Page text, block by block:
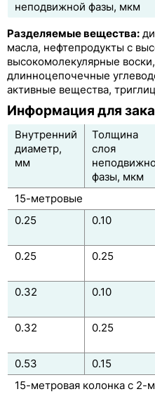
неподвижной фазы, мкм
Разделяемые вещества:
масла, нефтепродукты с
высокомолекулярные
длинноцепочечные
активные вещества,
Информация для
Внутренний
диаметр,
мм
Толщина
слоя
фазы, мкм
15-метровые
0.25
0.10
0.25
0.25
0.32 0.10
0.32
0.25
0.53
0.15
15-метровая колонка с 2-
ZB-1701P
ZB-WAX
ZB-WAXplus
ZB-FFAP
Таблица
производителям
Классификация ГХ-